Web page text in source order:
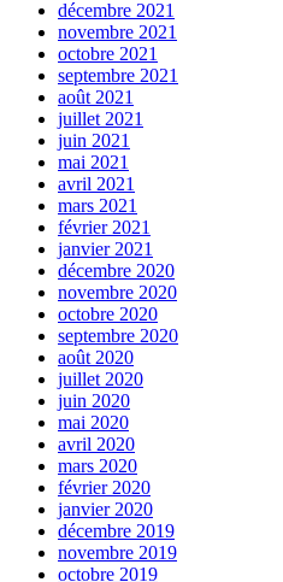
décembre 2021
novembre 2021
octobre 2021
septembre 2021
août 2021
juillet 2021
juin 2021
mai 2021
avril 2021
mars 2021
février 2021
janvier 2021
décembre 2020
novembre 2020
octobre 2020
septembre 2020
août 2020
juillet 2020
juin 2020
mai 2020
avril 2020
mars 2020
février 2020
janvier 2020
décembre 2019
novembre 2019
octobre 2019